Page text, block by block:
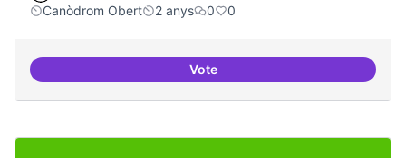
Canòdrom Obert
2 anys 0 0
VoteBar obert i dinamitzat